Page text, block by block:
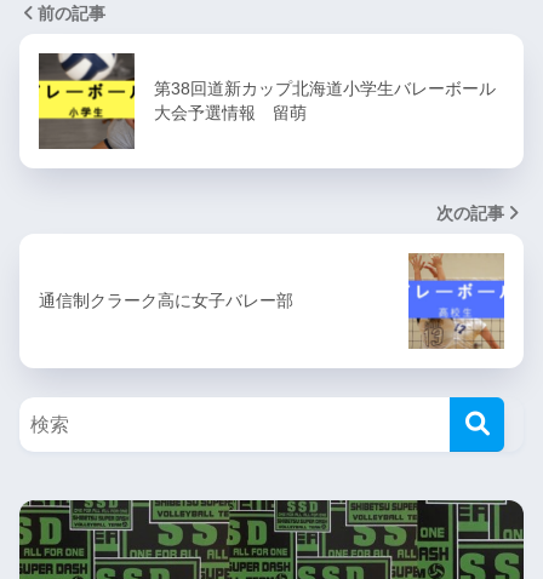
前の記事
第38回道新カップ北海道小学生バレーボール
大会予選情報 留萌
次の記事
通信制クラーク高に女子バレー部